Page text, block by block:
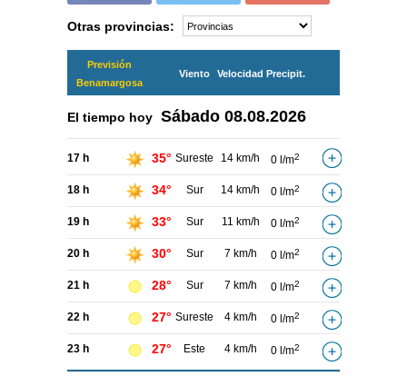
Otras provincias:
Previsión
Benamargosa
Viento Velocidad Precipit.
El tiempo hoy Sábado 08.08.2026
17 h 35° Sureste 14 km/h 0 l/m2
18 h 34° Sur 14 km/h 0 l/m2
19 h 33° Sur 11 km/h 0 l/m2
20 h 30° Sur 7 km/h 0 l/m2
21 h 28° Sur 7 km/h 0 l/m2
22 h 27° Sureste 4 km/h 0 l/m2
23 h 27° Este 4 km/h 0 l/m2